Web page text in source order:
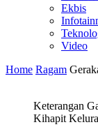
Ekbis
Video
Home Ragam
Keterangan
Kihapit